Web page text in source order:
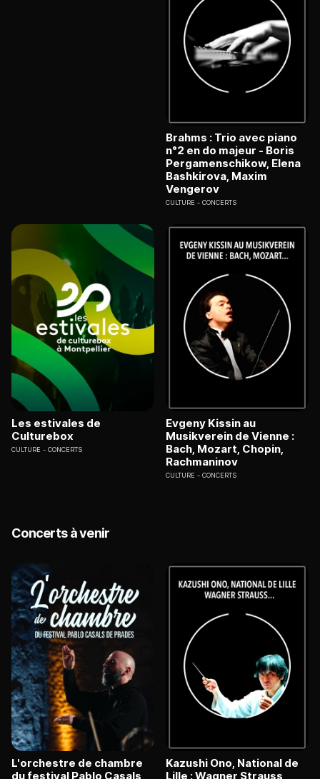
Brahms : Trio avec piano
n°2 en do majeur - Boris
Pergamenschikow, Elena
Bashkirova, Maxim
Vengerov
CULTURE CONCERTS
Les estivales de
Culturebox
CULTURE CONCERTS
Evgeny Kissin au
Musikverein de Vienne :
Bach, Mozart, Chopin,
Rachmaninov
CULTURE CONCERTS
Concerts à venir
L'orchestre de chambre
du festival Pablo Casals
Kazushi Ono, National de
Lille : Wagner Strauss,